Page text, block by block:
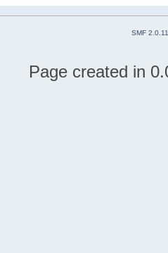
SMF 2.0.11
Page created in